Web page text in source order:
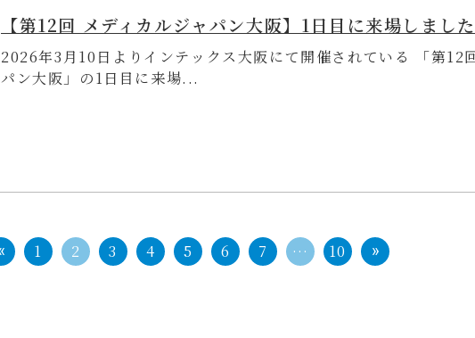
【第12回 メディカルジャパン大阪】1日目に来場しまし
2026年3月10日よりインテックス大阪にて開催されている 「第12
パン大阪」の1日目に来場...
1 2 3 4 5 6 7 … 10